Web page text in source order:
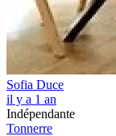
Sofia Duce
il y a 1 an
Indépendante
Tonnerre